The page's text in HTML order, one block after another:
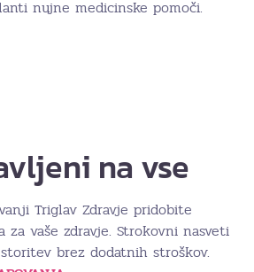
nujne medicinske pomoči.
na vse
Triglav Zdravje pridobite
za vaše zdravje. Strokovni nasveti
brez dodatnih stroškov.